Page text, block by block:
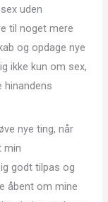
uden
til noget mere
og opdage nye
ikke kun om sex,
hinandens
nye ting, når
min
godt tilpas og
åbent om mine